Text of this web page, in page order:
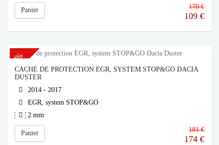
Panier 170 €
109 €
-4%
CACHE DE PROTECTION EGR, SYSTEM STOP&GO DACIA
DUSTER
2014 - 2017
EGR, system STOP&GO
2 mm
Panier 181 €
174 €